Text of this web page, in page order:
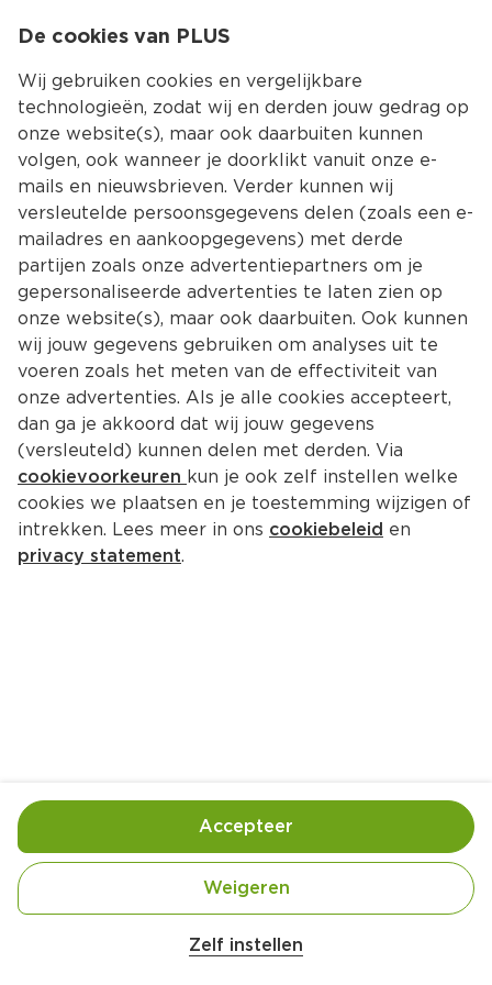
Kies jouw
Ingrediënten Bereiding
De cookies van PLUS
Wij gebruiken cookies en vergelijkbare
technologieën, zodat wij en derden jouw gedrag op
onze website(s), maar ook daarbuiten kunnen
volgen, ook wanneer je doorklikt vanuit onze e-
mails en nieuwsbrieven. Verder kunnen wij
versleutelde persoonsgegevens delen (zoals een e-
mailadres en aankoopgegevens) met derde
partijen zoals onze advertentiepartners om je
gepersonaliseerde advertenties te laten zien op
onze website(s), maar ook daarbuiten. Ook kunnen
wij jouw gegevens gebruiken om analyses uit te
voeren zoals het meten van de effectiviteit van
onze advertenties. Als je alle cookies accepteert,
dan ga je akkoord dat wij jouw gegevens
(versleuteld) kunnen delen met derden. Via
cookievoorkeuren kun je ook zelf instellen welke
cookies we plaatsen en je toestemming wijzigen of
intrekken. Lees meer in ons cookiebeleid en
privacy statement.
Zelf instellen
Weigeren
Accepteer